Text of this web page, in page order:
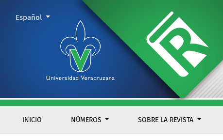
Efectos de una intervención multidisciplinaria en pacientes
INICIO NÚMEROS SOBRE LA REVISTA
Cambiar el idioma. El actual es:
Español